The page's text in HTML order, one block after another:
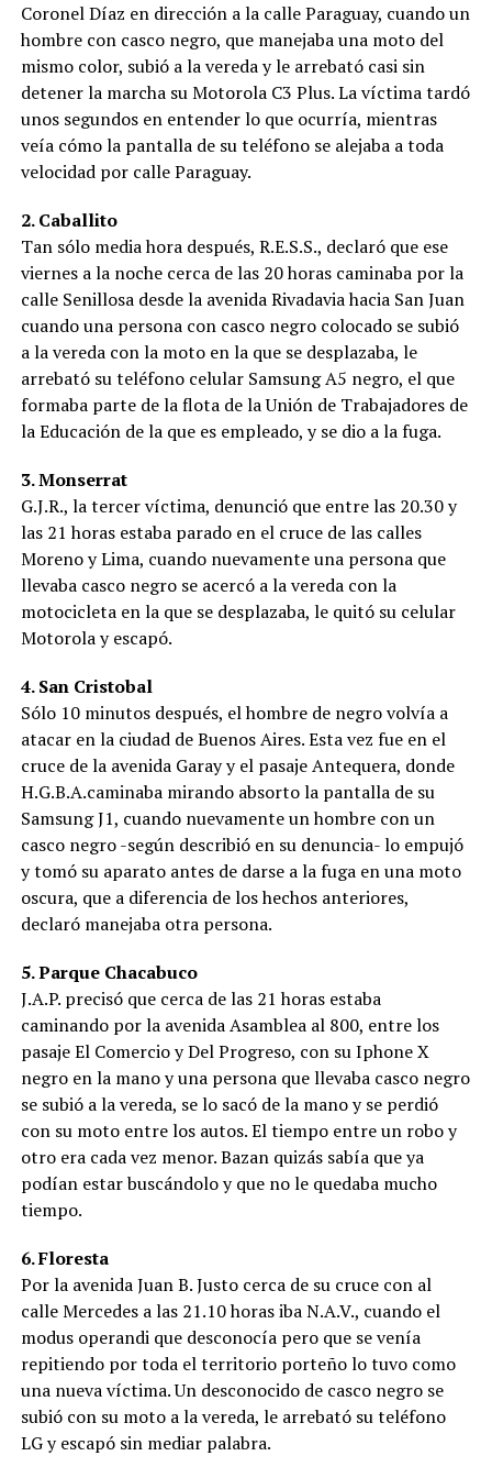
Coronel Díaz en dirección a la calle Paraguay, cuando un
hombre con casco negro, que manejaba una moto del
mismo color, subió a la vereda y le arrebató casi sin
detener la marcha su Motorola C3 Plus. La víctima tardó
unos segundos en entender lo que ocurría, mientras
veía cómo la pantalla de su teléfono se alejaba a toda
velocidad por calle Paraguay.
2. Caballito
Tan sólo media hora después, R.E.S.S., declaró que ese
viernes a la noche cerca de las 20 horas caminaba por la
calle Senillosa desde la avenida Rivadavia hacia San Juan
cuando una persona con casco negro colocado se subió
a la vereda con la moto en la que se desplazaba, le
arrebató su teléfono celular Samsung A5 negro, el que
formaba parte de la flota de la Unión de Trabajadores de
la Educación de la que es empleado, y se dio a la fuga.
3. Monserrat
G.J.R., la tercer víctima, denunció que entre las 20.30 y
las 21 horas estaba parado en el cruce de las calles
Moreno y Lima, cuando nuevamente una persona que
llevaba casco negro se acercó a la vereda con la
motocicleta en la que se desplazaba, le quitó su celular
Motorola y escapó.
4. San Cristobal
Sólo 10 minutos después, el hombre de negro volvía a
atacar en la ciudad de Buenos Aires. Esta vez fue en el
cruce de la avenida Garay y el pasaje Antequera, donde
H.G.B.A.caminaba mirando absorto la pantalla de su
Samsung J1, cuando nuevamente un hombre con un
casco negro -según describió en su denuncia- lo empujó
y tomó su aparato antes de darse a la fuga en una moto
oscura, que a diferencia de los hechos anteriores,
declaró manejaba otra persona.
5. Parque Chacabuco
J.A.P. precisó que cerca de las 21 horas estaba
caminando por la avenida Asamblea al 800, entre los
pasaje El Comercio y Del Progreso, con su Iphone X
negro en la mano y una persona que llevaba casco negro
se subió a la vereda, se lo sacó de la mano y se perdió
con su moto entre los autos. El tiempo entre un robo y
otro era cada vez menor. Bazan quizás sabía que ya
podían estar buscándolo y que no le quedaba mucho
tiempo.
6. Floresta
Por la avenida Juan B. Justo cerca de su cruce con al
calle Mercedes a las 21.10 horas iba N.A.V., cuando el
modus operandi que desconocía pero que se venía
repitiendo por toda el territorio porteño lo tuvo como
una nueva víctima. Un desconocido de casco negro se
subió con su moto a la vereda, le arrebató su teléfono
LG y escapó sin mediar palabra.